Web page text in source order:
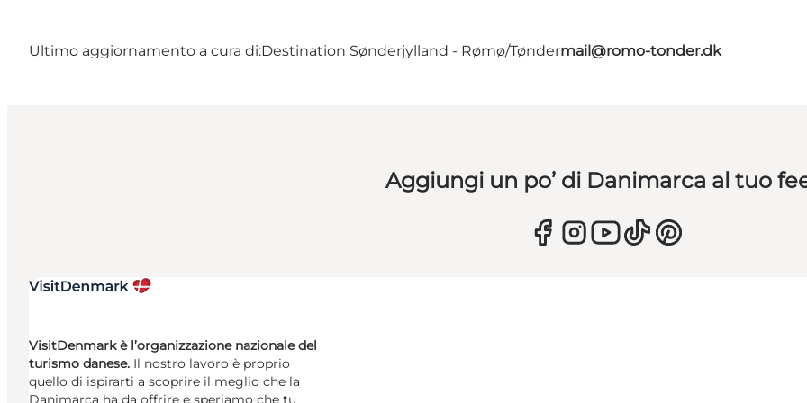
Ultimo aggiornamento a cura di:Destination Sønderjylland - Rømø/Tøndermail@romo-tonder.dk
Aggiungi un po’ di Danimarca al tuo
VisitDenmark è l’organizzazione nazionale del
turismo danese. Il nostro lavoro è proprio
quello di ispirarti a scoprire il meglio che la
Danimarca ha da offrire e speriamo che tu